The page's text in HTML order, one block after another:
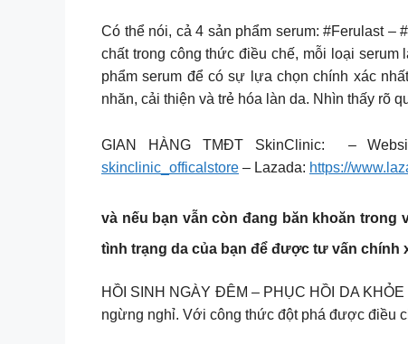
Có thể nói, cả 4 sản phẩm serum: #Ferulast –
chất trong công thức điều chế, mỗi loại
phẩm serum để có sự lựa chọn chính xác
nhăn, cải thiện và trẻ hóa làn da. Nhìn thấy rõ
GIAN HÀNG TMĐT SkinClinic: –
skinclinic_officalstore – Lazada: https://
và nếu bạn vẫn còn đang băn khoăn
tình trạng da của bạn để được tư vấn chính
HỒI SINH NGÀY ĐÊM – PHỤC HỒI DA
ngừng nghỉ. Với công thức đột phá được điều